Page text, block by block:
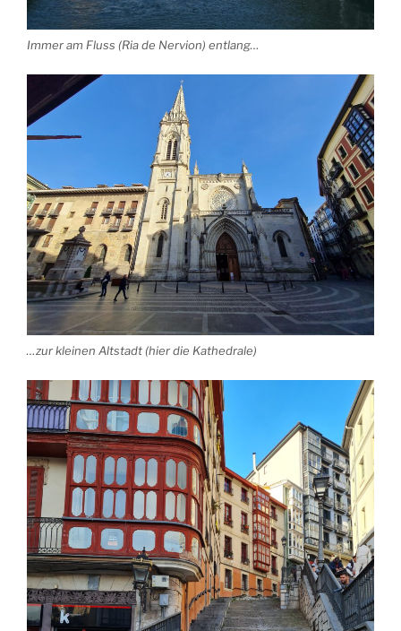
Immer am Fluss (Ria de Nervion) entlang…
…zur kleinen Altstadt (hier die Kathedrale)